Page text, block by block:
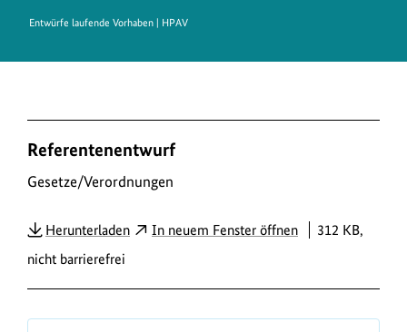
Entwürfe laufende Vorhaben | HPAV
o
w
l
o
a
d
Referentenentwurf
Gesetze/Verordnungen
HerunterladenPDFIn neuem Fenster öffnen
312 KB,
nicht barrierefrei